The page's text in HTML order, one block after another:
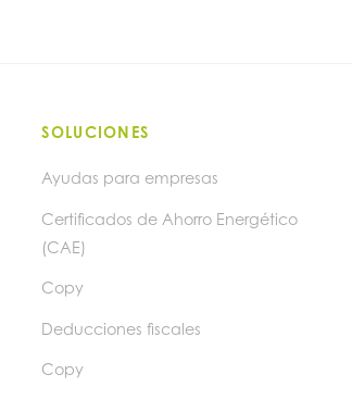
SOLUCIONES
Ayudas para empresas
Certificados de Ahorro Energético
(CAE)
Copy
Deducciones fiscales
Copy